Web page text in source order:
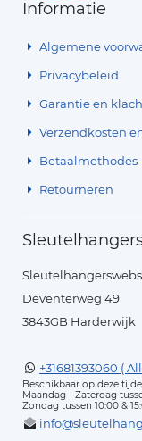
Informatie
Algemene
Privacybeleid
Garantie en
Verzendkosten
Betaalmethodes
Retourneren
Deventerweg 49
3843GB Harderwijk
+31681393060 (
Beschikbaar op deze
Maandag - Zaterdag
Zondag tussen 10:00 &